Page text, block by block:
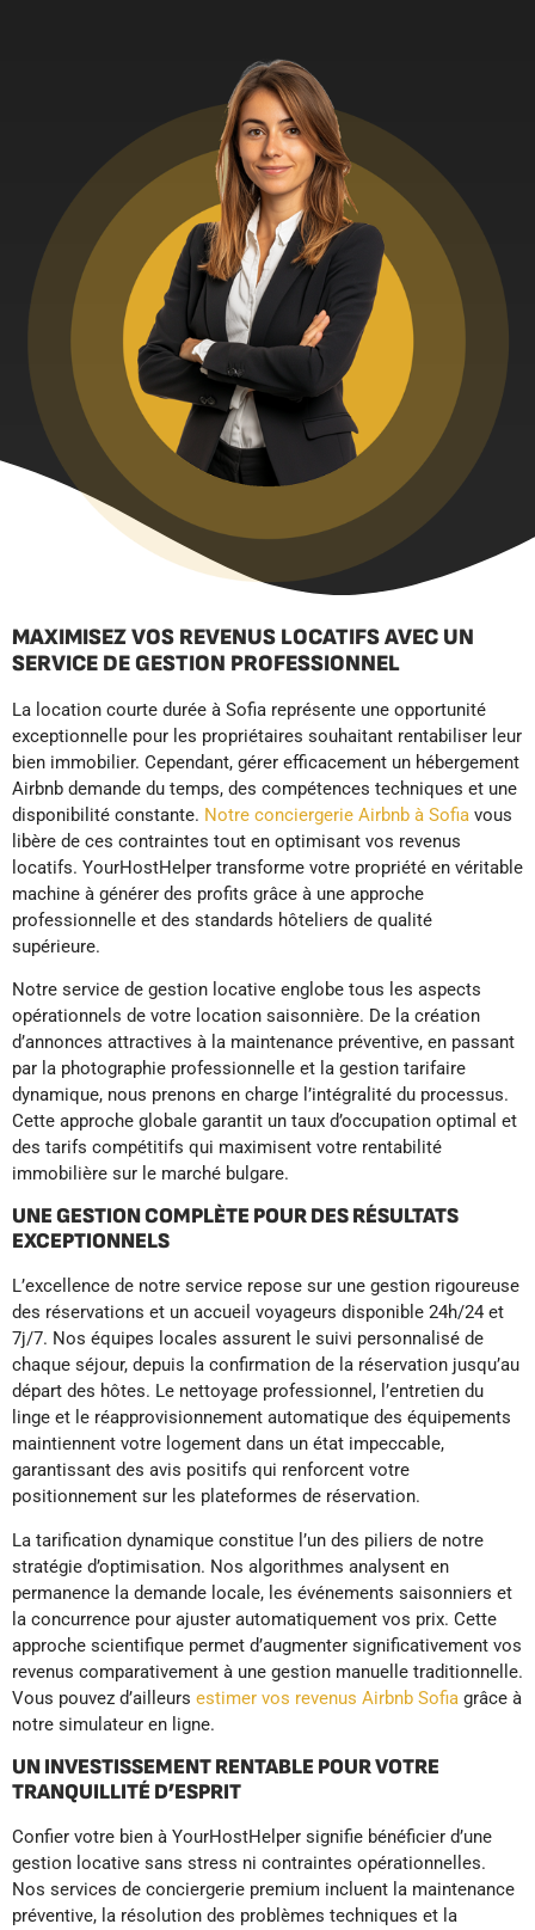
MAXIMISEZ VOS REVENUS LOCATIFS AVEC UN
SERVICE DE GESTION PROFESSIONNEL
La location courte durée à Sofia représente une opportunité
exceptionnelle pour les propriétaires souhaitant rentabiliser leur
bien immobilier. Cependant, gérer efficacement un hébergement
Airbnb demande du temps, des compétences techniques et une
disponibilité constante. Notre conciergerie Airbnb à Sofia vous
libère de ces contraintes tout en optimisant vos revenus
locatifs. YourHostHelper transforme votre propriété en véritable
machine à générer des profits grâce à une approche
professionnelle et des standards hôteliers de qualité
supérieure.
Notre service de gestion locative englobe tous les aspects
opérationnels de votre location saisonnière. De la création
d’annonces attractives à la maintenance préventive, en passant
par la photographie professionnelle et la gestion tarifaire
dynamique, nous prenons en charge l’intégralité du processus.
Cette approche globale garantit un taux d’occupation optimal et
des tarifs compétitifs qui maximisent votre rentabilité
immobilière sur le marché bulgare.
UNE GESTION COMPLÈTE POUR DES RÉSULTATS
EXCEPTIONNELS
L’excellence de notre service repose sur une gestion rigoureuse
des réservations et un accueil voyageurs disponible 24h/24 et
7j/7. Nos équipes locales assurent le suivi personnalisé de
chaque séjour, depuis la confirmation de la réservation jusqu’au
départ des hôtes. Le nettoyage professionnel, l’entretien du
linge et le réapprovisionnement automatique des équipements
maintiennent votre logement dans un état impeccable,
garantissant des avis positifs qui renforcent votre
positionnement sur les plateformes de réservation.
La tarification dynamique constitue l’un des piliers de notre
stratégie d’optimisation. Nos algorithmes analysent en
permanence la demande locale, les événements saisonniers et
la concurrence pour ajuster automatiquement vos prix. Cette
approche scientifique permet d’augmenter significativement vos
revenus comparativement à une gestion manuelle traditionnelle.
Vous pouvez d’ailleurs estimer vos revenus Airbnb Sofia grâce à
notre simulateur en ligne.
UN INVESTISSEMENT RENTABLE POUR VOTRE
TRANQUILLITÉ D’ESPRIT
Confier votre bien à YourHostHelper signifie bénéficier d’une
gestion locative sans stress ni contraintes opérationnelles.
Nos services de conciergerie premium incluent la maintenance
préventive, la résolution des problèmes techniques et la